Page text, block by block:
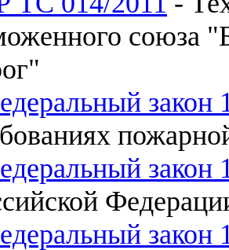
союза
закон
закон
закон